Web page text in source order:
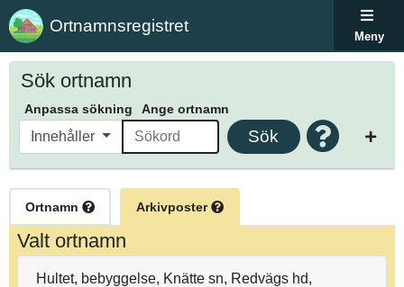
Ortnamnsregistret
Meny
Sök ortnamn
Anpassa sökning Ange ortnamn
Innehåller Sök
Ortnamn Arkivposter
Valt ortnamn
Hultet, bebyggelse, Knätte sn, Redvägs hd,